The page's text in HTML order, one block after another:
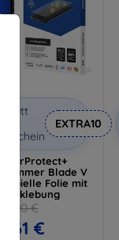
Rabatt
Gutschein
EXTRA10
Hammer Blade V
Folie mit
12,90 €
11,61 €